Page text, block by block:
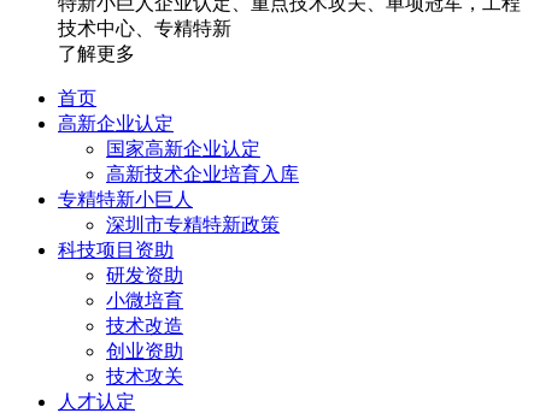
了解更多
首页
高新企业认定
国家高新企业认定
高新技术企业培育入库
专精特新小巨人
深圳市专精特新政策
科技项目资助
研发资助
小微培育
技术改造
创业资助
技术攻关
人才认定